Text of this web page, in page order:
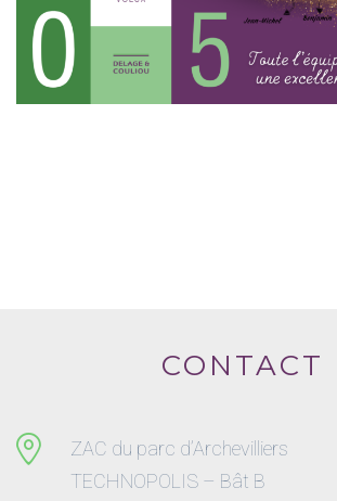
CONTACT
ZAC du parc d’Archevilliers
TECHNOPOLIS – Bât B